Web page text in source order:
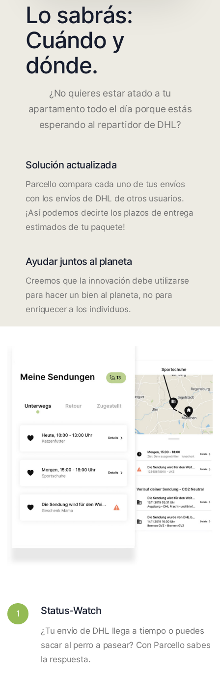
Lo sabrás:
Cuándo y
dónde.
¿No quieres estar atado a tu
apartamento todo el día porque estás
esperando al repartidor de DHL?
Solución actualizada
Parcello compara cada uno de tus envíos
con los envíos de DHL de otros usuarios.
¡Así podemos decirte los plazos de entrega
estimados de tu paquete!
Ayudar juntos al planeta
Creemos que la innovación debe utilizarse
para hacer un bien al planeta, no para
enriquecer a los individuos.
1 Status-Watch
¿Tu envío de DHL llega a tiempo o puedes
sacar al perro a pasear? Con Parcello sabes
la respuesta.